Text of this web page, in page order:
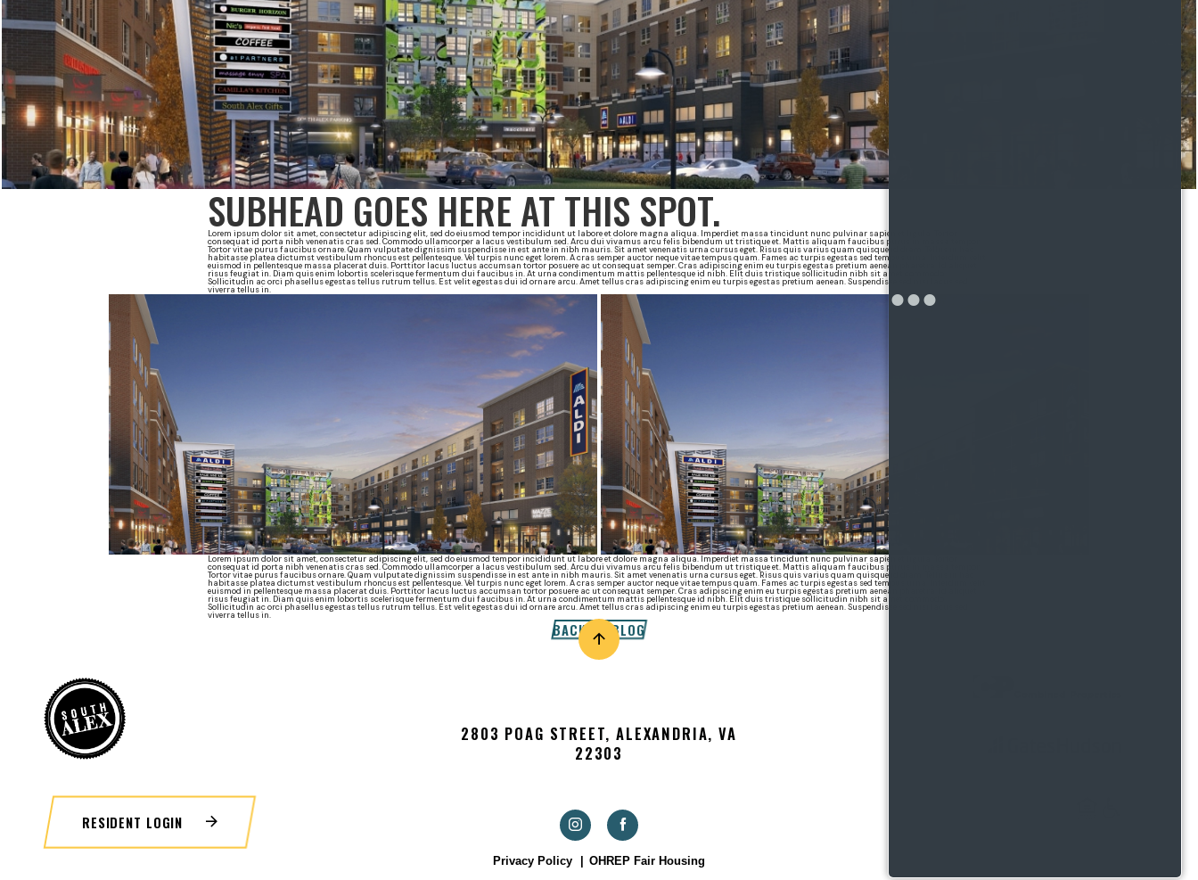
SUBHEAD GOES HERE AT THIS SPOT.
Lorem ipsum dolor sit amet, consectetur adipiscing elit, sed do eiusmod tempor incididunt ut labore et dolore magna aliqua. Imperdiet massa tincidunt nunc pulvinar sapien et ligula. Tortor
consequat id porta nibh venenatis cras sed. Commodo ullamcorper a lacus vestibulum sed. Arcu dui vivamus arcu felis bibendum ut tristique et. Mattis aliquam faucibus purus in massa tempor.
Tortor vitae purus faucibus ornare. Quam vulputate dignissim suspendisse in est ante in nibh mauris. Sit amet venenatis urna cursus eget. Risus quis varius quam quisque id diam. Tellus in hac
habitasse platea dictumst vestibulum rhoncus est pellentesque. Vel turpis nunc eget lorem. A cras semper auctor neque vitae tempus quam. Fames ac turpis egestas sed tempus urna. Interdum velit
euismod in pellentesque massa placerat duis. Porttitor lacus luctus accumsan tortor posuere ac ut consequat semper. Cras adipiscing enim eu turpis egestas pretium aenean pharetra. Id aliquet
risus feugiat in. Diam quis enim lobortis scelerisque fermentum dui faucibus in. At urna condimentum mattis pellentesque id nibh. Elit duis tristique sollicitudin nibh sit amet commodo.
Sollicitudin ac orci phasellus egestas tellus rutrum tellus. Est velit egestas dui id ornare arcu. Amet tellus cras adipiscing enim eu turpis egestas pretium aenean. Suspendisse sed nisi lacus sed
viverra tellus in.
Lorem ipsum dolor sit amet, consectetur adipiscing elit, sed do eiusmod tempor incididunt ut labore et dolore magna aliqua. Imperdiet massa tincidunt nunc pulvinar sapien et ligula. Tortor
consequat id porta nibh venenatis cras sed. Commodo ullamcorper a lacus vestibulum sed. Arcu dui vivamus arcu felis bibendum ut tristique et. Mattis aliquam faucibus purus in massa tempor.
Tortor vitae purus faucibus ornare. Quam vulputate dignissim suspendisse in est ante in nibh mauris. Sit amet venenatis urna cursus eget. Risus quis varius quam quisque id diam. Tellus in hac
habitasse platea dictumst vestibulum rhoncus est pellentesque. Vel turpis nunc eget lorem. A cras semper auctor neque vitae tempus quam. Fames ac turpis egestas sed tempus urna. Interdum velit
euismod in pellentesque massa placerat duis. Porttitor lacus luctus accumsan tortor posuere ac ut consequat semper. Cras adipiscing enim eu turpis egestas pretium aenean pharetra. Id aliquet
risus feugiat in. Diam quis enim lobortis scelerisque fermentum dui faucibus in. At urna condimentum mattis pellentesque id nibh. Elit duis tristique sollicitudin nibh sit amet commodo.
Sollicitudin ac orci phasellus egestas tellus rutrum tellus. Est velit egestas dui id ornare arcu. Amet tellus cras adipiscing enim eu turpis egestas pretium aenean. Suspendisse sed nisi lacus sed
viverra tellus in.
BACK TO BLOG
RESIDENT LOGIN
2803 POAG STREET, ALEXANDRIA, VA
22303
Privacy Policy OHREP Fair Housing